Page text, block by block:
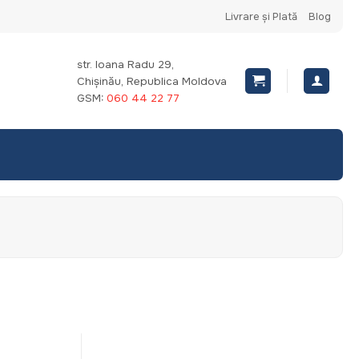
Livrare și Plată Blog
str. Ioana Radu 29,
Chișinău, Republica Moldova
GSM: 060 44 22 77